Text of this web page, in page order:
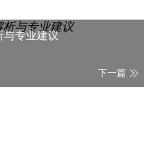
与专业建议
下一篇